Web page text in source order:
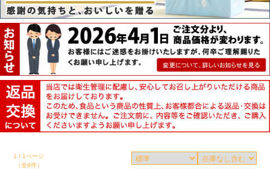
1 / 1ページ
（全8件）